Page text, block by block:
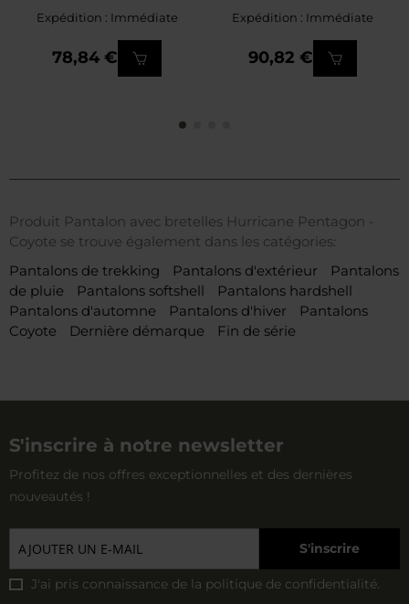
Expédition : Immédiate
78,84 €
Expédition : Immédiate
90,82 €
Produit Pantalon avec bretelles Hurricane Pentagon -
Coyote se trouve également dans les catégories:
Pantalons de trekking
Pantalons d'extérieur
Pantalons
de pluie
Pantalons softshell
Pantalons hardshell
Pantalons d'automne
Pantalons d'hiver
Pantalons
Coyote
Dernière démarque Fin de série
S'inscrire à notre newsletter
Profitez de nos offres exceptionnelles et des dernières
nouveautés !
S'inscrire
J'ai pris connaissance de la politique de confidentialité.